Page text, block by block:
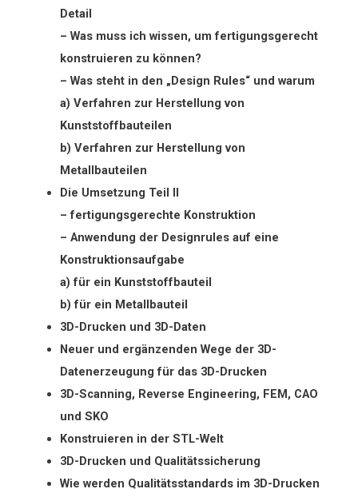
Detail
– Was muss ich wissen, um fertigungsgerecht
konstruieren zu können?
– Was steht in den „Design Rules“ und warum
a) Verfahren zur Herstellung von
Kunststoffbauteilen
b) Verfahren zur Herstellung von
Metallbauteilen
Die Umsetzung Teil II
– fertigungsgerechte Konstruktion
– Anwendung der Designrules auf eine
Konstruktionsaufgabe
a) für ein Kunststoffbauteil
b) für ein Metallbauteil
3D-Drucken und 3D-Daten
Neuer und ergänzenden Wege der 3D-
Datenerzeugung für das 3D-Drucken
3D-Scanning, Reverse Engineering, FEM, CAO
und SKO
Konstruieren in der STL-Welt
3D-Drucken und Qualitätssicherung
Wie werden Qualitätsstandards im 3D-Drucken